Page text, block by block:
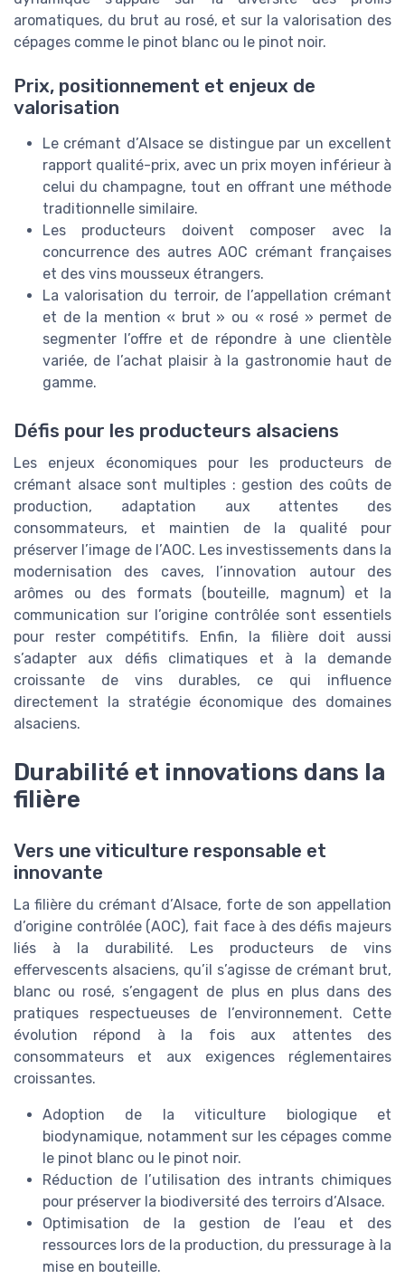
aromatiques, du brut au rosé, et sur la valorisation des
cépages comme le pinot blanc ou le pinot noir.
Prix, positionnement et enjeux de
valorisation
Le crémant d’Alsace se distingue par un excellent
rapport qualité-prix, avec un prix moyen inférieur à
celui du champagne, tout en offrant une méthode
traditionnelle similaire.
Les producteurs doivent composer avec la
concurrence des autres AOC crémant françaises
et des vins mousseux étrangers.
La valorisation du terroir, de l’appellation crémant
et de la mention « brut » ou « rosé » permet de
segmenter l’offre et de répondre à une clientèle
variée, de l’achat plaisir à la gastronomie haut de
gamme.
Défis pour les producteurs alsaciens
Les enjeux économiques pour les producteurs de
crémant alsace sont multiples : gestion des coûts de
production, adaptation aux attentes des
consommateurs, et maintien de la qualité pour
préserver l’image de l’AOC. Les investissements dans la
modernisation des caves, l’innovation autour des
arômes ou des formats (bouteille, magnum) et la
communication sur l’origine contrôlée sont essentiels
pour rester compétitifs. Enfin, la filière doit aussi
s’adapter aux défis climatiques et à la demande
croissante de vins durables, ce qui influence
directement la stratégie économique des domaines
alsaciens.
Durabilité et innovations dans la
filière
Vers une viticulture responsable et
innovante
La filière du crémant d’Alsace, forte de son appellation
d’origine contrôlée (AOC), fait face à des défis majeurs
liés à la durabilité. Les producteurs de vins
effervescents alsaciens, qu’il s’agisse de crémant brut,
blanc ou rosé, s’engagent de plus en plus dans des
pratiques respectueuses de l’environnement. Cette
évolution répond à la fois aux attentes des
consommateurs et aux exigences réglementaires
croissantes.
Adoption de la viticulture biologique et
biodynamique, notamment sur les cépages comme
le pinot blanc ou le pinot noir.
Réduction de l’utilisation des intrants chimiques
pour préserver la biodiversité des terroirs d’Alsace.
Optimisation de la gestion de l’eau et des
ressources lors de la production, du pressurage à la
mise en bouteille.